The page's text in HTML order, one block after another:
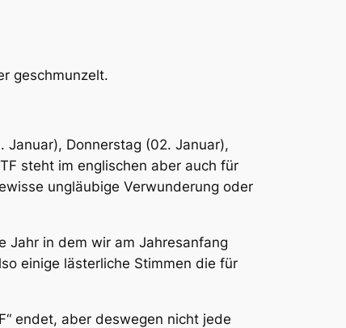
geschmunzelt.
Januar), Donnerstag (02. Januar),
steht im englischen aber auch für
ungläubige Verwunderung oder
Jahr in dem wir am Jahresanfang
einige lästerliche Stimmen die für
endet, aber deswegen nicht jede